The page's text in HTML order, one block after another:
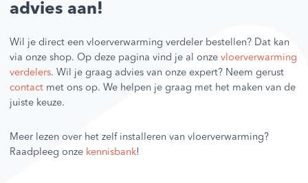
advies aan!
Wil je direct een vloerverwarming verdeler bestellen? Dat kan
via onze shop. Op deze pagina vind je al onzevloerverwarming
verdelers. Wil je graag advies van onze expert? Neem gerust
contact met ons op. We helpen je graag met het maken van de
juiste keuze.
Meer lezen over het zelf installeren van vloerverwarming?
Raadpleeg onze kennisbank!